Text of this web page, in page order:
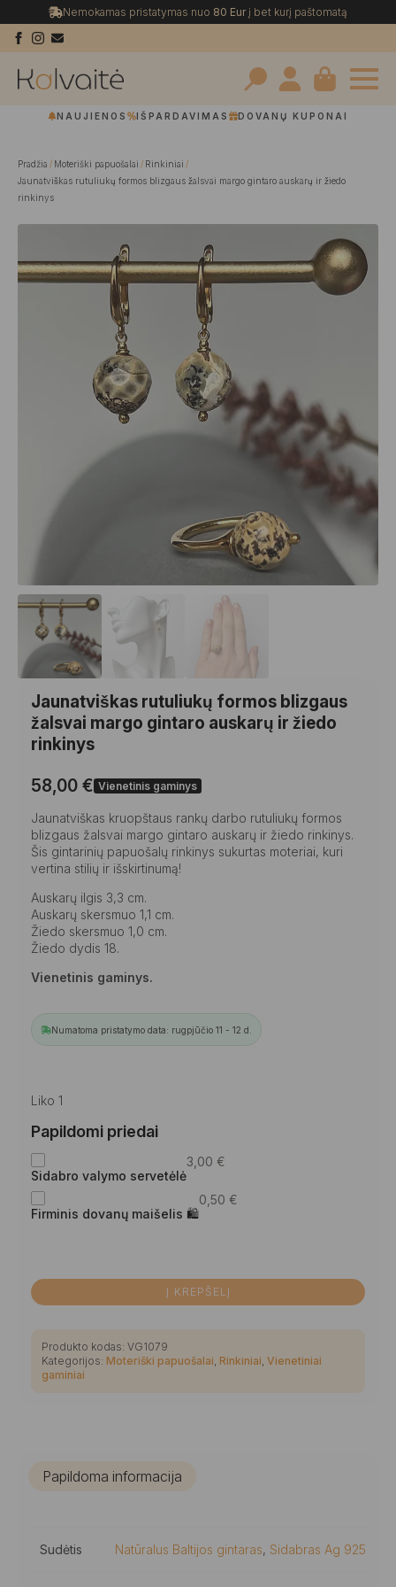
Nemokamas pristatymas nuo 80 Eurį bet kurį paštomatą
Search
NAUJIENOS IŠPARDAVIMAS DOVANŲ KUPONAI
Pradžia Moteriški papuošalai
Rinkiniai
Jaunatviškas rutuliukų formos blizgaus žalsvai margo gintaro auskarų ir žiedo
rinkinys
Jaunatviškas rutuliukų formos blizgaus
žalsvai margo gintaro auskarų ir žiedo
rinkinys
58,00 € Vienetinis gaminys
Jaunatviškas kruopštaus rankų darbo rutuliukų formos
blizgaus žalsvai margo gintaro auskarų ir žiedo rinkinys.
Šis gintarinių papuošalų rinkinys sukurtas moteriai, kuri
vertina stilių ir išskirtinumą!
Auskarų ilgis 3,3 cm.
Auskarų skersmuo 1,1 cm.
Žiedo skersmuo 1,0 cm.
Žiedo dydis 18.
Vienetinis gaminys.
Numatoma pristatymo data: rugpjūčio 11 - 12 d.
Liko 1
Papildomi priedai
Sidabro valymo servetėlė
3,00 €
Firminis dovanų maišelis 🛍
0,50 €
Į KREPŠELĮ
Produkto kodas: VG1079
Kategorijos: Moteriški papuošalai Rinkiniai Vienetiniai
gaminiai
Papildoma informacija
Sudėtis Natūralus Baltijos gintaras, Sidabras Ag 925